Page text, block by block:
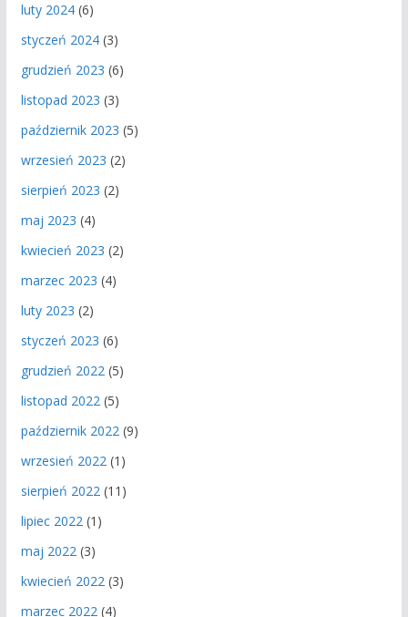
luty 2024(6)
styczeń 2024(3)
grudzień 2023 (6)
listopad 2023 (3)
październik 2023 (5)
wrzesień 2023 (2)
sierpień 2023 (2)
maj 2023 (4)
kwiecień 2023 (2)
marzec 2023 (4)
luty 2023 (2)
styczeń 2023 (6)
grudzień 2022 (5)
listopad 2022 (5)
październik 2022 (9)
wrzesień 2022 (1)
sierpień 2022 (11)
lipiec 2022 (1)
maj 2022 (3)
kwiecień 2022 (3)
marzec 2022 (4)